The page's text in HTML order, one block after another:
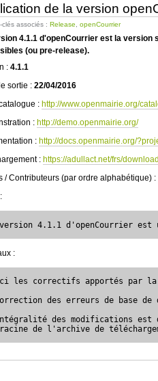
de la version
associés : Release,openCourrier
4.1.1 d'openCourrier est la
(ou pre-release).
:4.1.1
sortie :22/04/2016
:http://www.openmairie.org/
:http://demo.openmairie.org/
: http://docs.openmairie.org/
: https://adullact.net/frs/
/ Contributeurs (par ordre alphabétique) :
4.1.1 d'openCourrier
:
les correctifs apportés par
des erreurs de base
des modifications est
de l'archive de